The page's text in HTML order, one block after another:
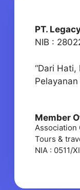
PT.
NIB :
“Dari
Member
Association
Tours &
NIA : 0511/